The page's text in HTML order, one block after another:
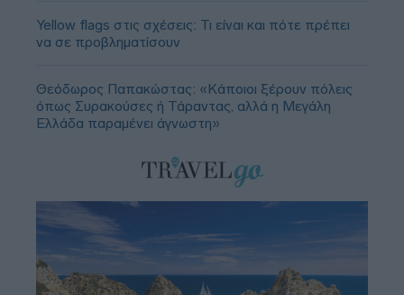
Yellow flags στις σχέσεις: Τι είναι και πότε πρέπει
να σε προβληματίσουν
Θεόδωρος Παπακώστας: «Κάποιοι ξέρουν πόλεις
όπως Συρακούσες ή Τάραντας, αλλά η Μεγάλη
Ελλάδα παραμένει άγνωστη»